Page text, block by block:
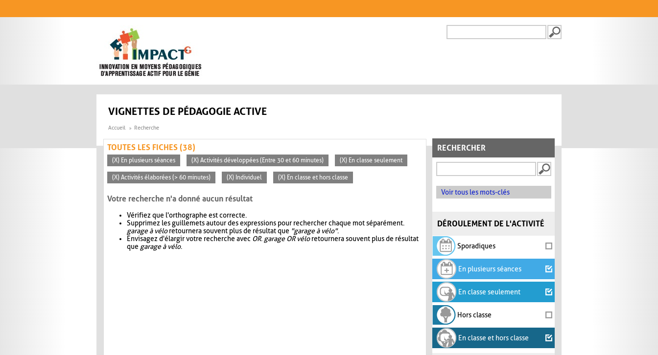
FORMULAIRE DE
VIGNETTES DE PÉDAGOGIE ACTIVE
Accueil Recherche
RECHERCHER
Voir tous les mots-clés
DÉROULEMENT DE L'ACTIVITÉ
Sporadiques
En plusieurs séances
En classe seulement
Hors classe
En classe et hors classe
TOUTES LES FICHES (38)
(X) En plusieurs séances (X) Activités développées (Entre 30 et 60 minutes) (X) En classe seulement
(X) Activités élaborées (> 60 minutes) (X) Individuel (X) En classe et hors classe
Votre recherche n'a donné aucun résultat
Vérifiez que l'orthographe est correcte.
Supprimez les guillemets autour des expressions pour rechercher chaque mot séparément.
garage à véloretournera souvent plus de résultat que "garage à vélo".
Envisagez d'élargir votre recherche avec OR. garage OR véloretournera souvent plus de résultat
que garage à vélo.